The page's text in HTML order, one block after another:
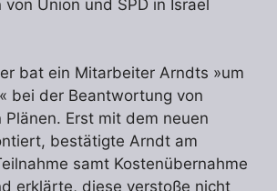
Union und SPD in Israel
bat ein Mitarbeiter Arndts »um
bei der Beantwortung von
Plänen. Erst mit dem neuen
bestätigte Arndt am
samt Kostenübernahme
erklärte, diese verstoße nicht